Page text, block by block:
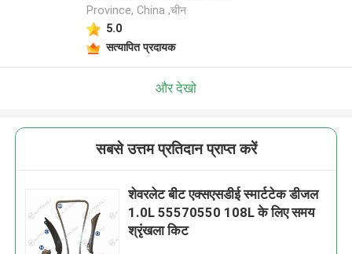
Province, China ,चीन
5.0
सत्यापित प्रदायक
और देखो
सबसे उत्तम प्रतिदान प्राप्त करें
शेवरलेट बीट एक्सएसडीई स्मार्टटेक डीजल
1.0L 55570550 108L के लिए समय
श्रृंखला किट